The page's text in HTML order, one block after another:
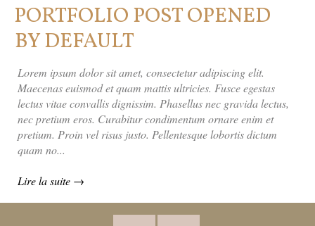
PORTFOLIO POST OPENED
BY DEFAULT
Lorem ipsum dolor sit amet, consectetur adipiscing elit.
Maecenas euismod et quam mattis ultricies. Fusce egestas
lectus vitae convallis dignissim. Phasellus nec gravida lectus,
nec pretium eros. Curabitur condimentum ornare enim et
pretium. Proin vel risus justo. Pellentesque lobortis dictum
quam no...
Lire la suite →